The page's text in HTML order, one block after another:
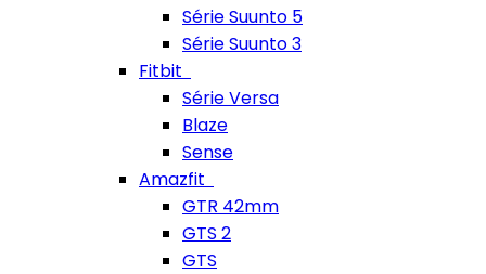
Série Suunto 5
Série Suunto 3
Fitbit
Série Versa
Blaze
Sense
Amazfit
GTR 42mm
GTS 2
GTS